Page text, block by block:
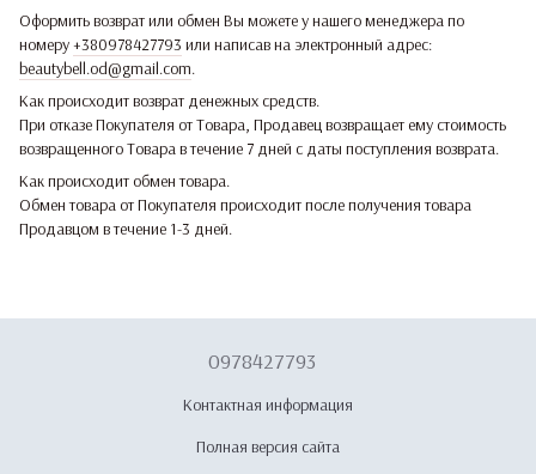
Оформить возврат или обмен Вы можете у нашего менеджера по
номеру+380978427793 или написав на электронный адрес:
beautybell.od@gmail.com.
Как происходит возврат денежных средств.
При отказе Покупателя от Товара, Продавец возвращает ему стоимость
возвращенного Товара в течение 7 дней с даты поступления возврата.
Как происходит обмен товара.
Обмен товара от Покупателя происходит после получения товара
Продавцом в течение 1-3 дней.
0978427793
Контактная информация
Полная версия сайта